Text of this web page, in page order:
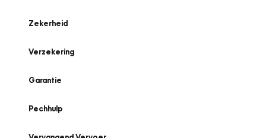
Zekerheid
Verzekering
Garantie
Pechhulp